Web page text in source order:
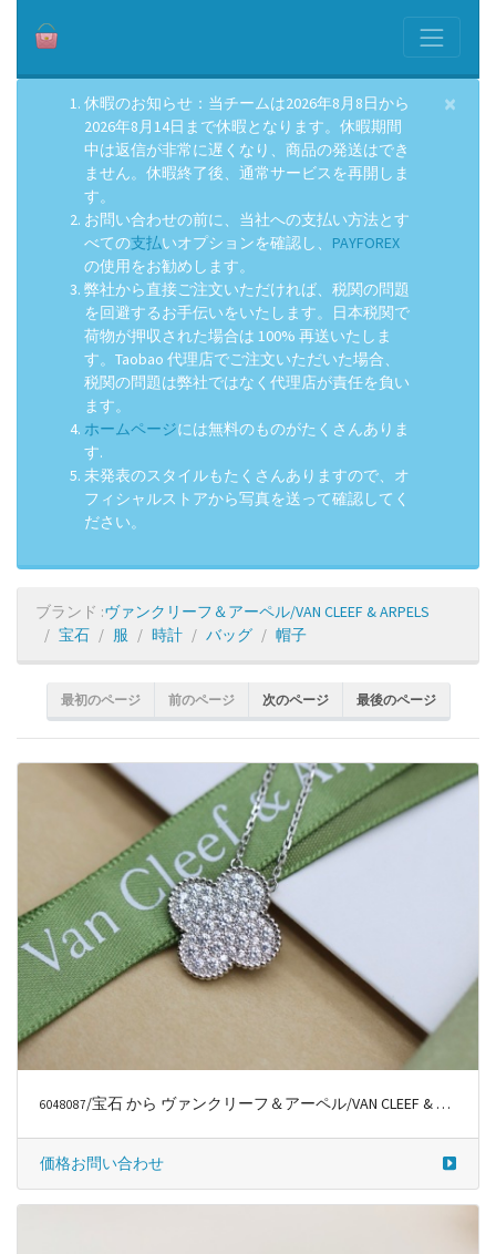
休暇のお知らせ：当チームは2026年8月8日から
2026年8月14日まで休暇となります。休暇期間
中は返信が非常に遅くなり、商品の発送はでき
ません。休暇終了後、通常サービスを再開しま
す。
お問い合わせの前に、当社への支払い方法とす
べての支払いオプションを確認し、 PAYFOREX
の使用をお勧めします。
弊社から直接ご注文いただければ、税関の問題
を回避するお手伝いをいたします。日本税関で
荷物が押収された場合は 100% 再送いたしま
す。Taobao 代理店でご注文いただいた場合、
税関の問題は弊社ではなく代理店が責任を負い
ます。
ホームページには無料のものがたくさんありま
す.
未発表のスタイルもたくさんありますので、オ
フィシャルストアから写真を送って確認してく
ださい。
×
ブランド :ヴァンクリーフ＆アーペル/VAN CLEEF & ARPELS
宝石
服 時計 バッグ 帽子
最初のページ 前のページ 次のページ 最後のページ
6048087/宝石 から ヴァンクリーフ＆アーペル/VAN CLEEF & ARPELS
価格お問い合わせ